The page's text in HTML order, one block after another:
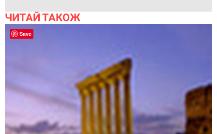
ЧИТАЙ ТАКОЖ
Save